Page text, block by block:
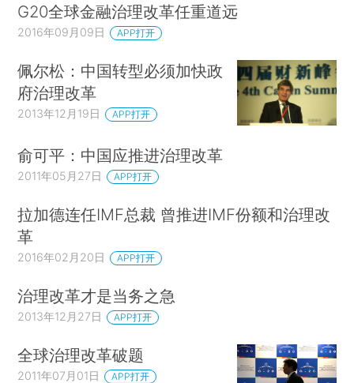
G20全球金融治理改革任重道远
2016年09月09日 APP打开
佩尔松：中国转型必须加快政
府治理改革
2013年12月19日 APP打开
俞可平：中国应推进治理改革
2011年05月27日 APP打开
拉加德连任IMF总裁 曾推进IMF份额和治理改
革
2016年02月20日 APP打开
治理改革才是当务之急
2013年12月27日 APP打开
全球治理改革破题
2011年07月01日 APP打开